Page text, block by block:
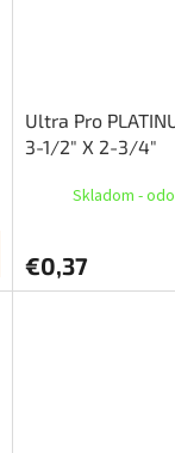
Ultra Pro
3-1/2" X 2-3/4"
Skladom -
€0,37